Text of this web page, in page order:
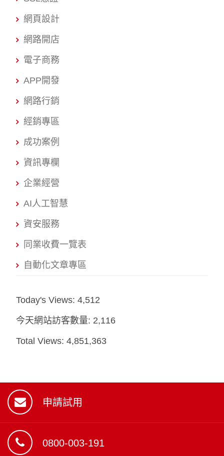
網頁設計
網路開店
電子商務
APP開發
網路行銷
經銷專區
成功案例
資訊專欄
企業經營
AI人工智慧
資安服務
同業收費一覽表
自動化文章專區
Today's Views:4,512
今天網站訪客數量: 2,116
Total Views:4,851,363
申請試用
0800-003-191